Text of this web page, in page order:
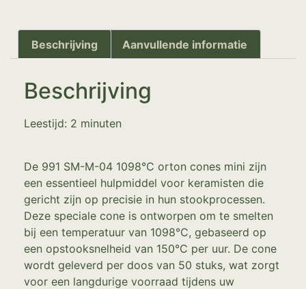
Beschrijving Aanvullende informatie
Beschrijving
Leestijd: 2 minuten
De 991 SM-M-04 1098°C orton cones mini zijn
een essentieel hulpmiddel voor keramisten die
gericht zijn op precisie in hun stookprocessen.
Deze speciale cone is ontworpen om te smelten
bij een temperatuur van 1098°C, gebaseerd op
een opstooksnelheid van 150°C per uur. De cone
wordt geleverd per doos van 50 stuks, wat zorgt
voor een langdurige voorraad tijdens uw